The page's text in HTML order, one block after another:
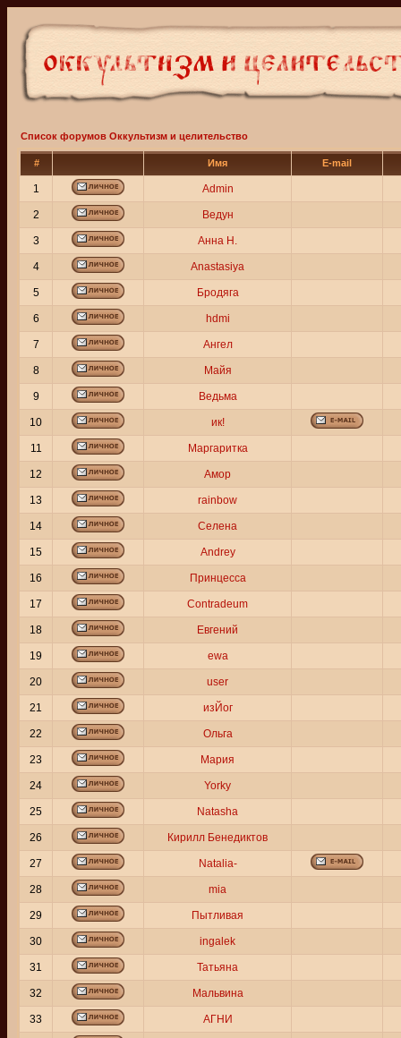
Список форумов Оккультизм и целительство
# Имя E-mail
1 Admin
2 Ведун
3 Анна Н.
4 Anastasiya
5 Бродяга
6 hdmi
7 Ангел
8 Майя
9 Ведьма
10 ик!
11 Маргаритка
12 Амор
13 rainbow
14 Селена
15 Andrey
16 Принцесса
17 Contradeum
18 Евгений
19 ewa
20 user
21 изЙог
22 Ольга
23 Мария
24 Yorky
25 Natasha
26 Кирилл Бенедиктов
27 Natalia-
28 mia
29 Пытливая
30 ingalek
31 Татьяна
32 Мальвина
33 АГНИ